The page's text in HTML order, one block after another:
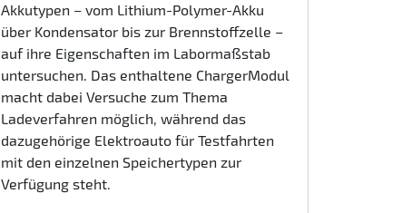
Akkutypen – vom Lithium-Polymer-Akku
über Kondensator bis zur Brennstoffzelle –
auf ihre Eigenschaften im Labormaßstab
untersuchen. Das enthaltene ChargerModul
macht dabei Versuche zum Thema
Ladeverfahren möglich, während das
dazugehörige Elektroauto für Testfahrten
mit den einzelnen Speichertypen zur
Verfügung steht.